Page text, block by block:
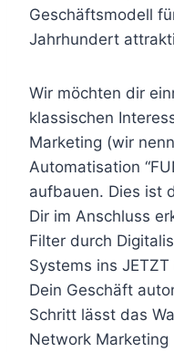
Geschäftsmodell
Jahrhundert
Wir möchten dir
klassischen
Marketing (wir
Automatisation
aufbauen. Dies ist
Dir im Anschluss
Filter durch
Systems ins
Dein Geschäft
Schritt lässt das
Network Marketing